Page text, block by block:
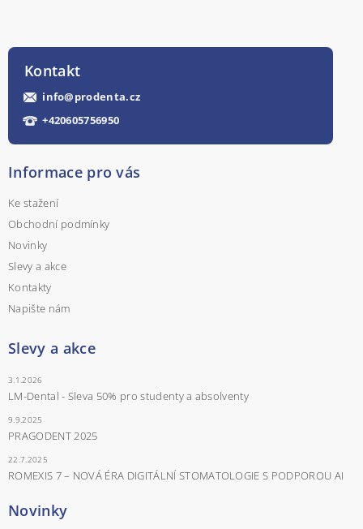
Kontakt
info@prodenta.cz
+420605756950
Informace pro vás
Ke stažení
Obchodní podmínky
Novinky
Slevy a akce
Kontakty
Napište nám
Slevy a akce
3.1.2026
LM-Dental - Sleva 50% pro studenty a absolventy
9.9.2025
PRAGODENT 2025
22.7.2025
ROMEXIS 7 – NOVÁ ÉRA DIGITÁLNÍ STOMATOLOGIE S PODPOROU AI
Novinky